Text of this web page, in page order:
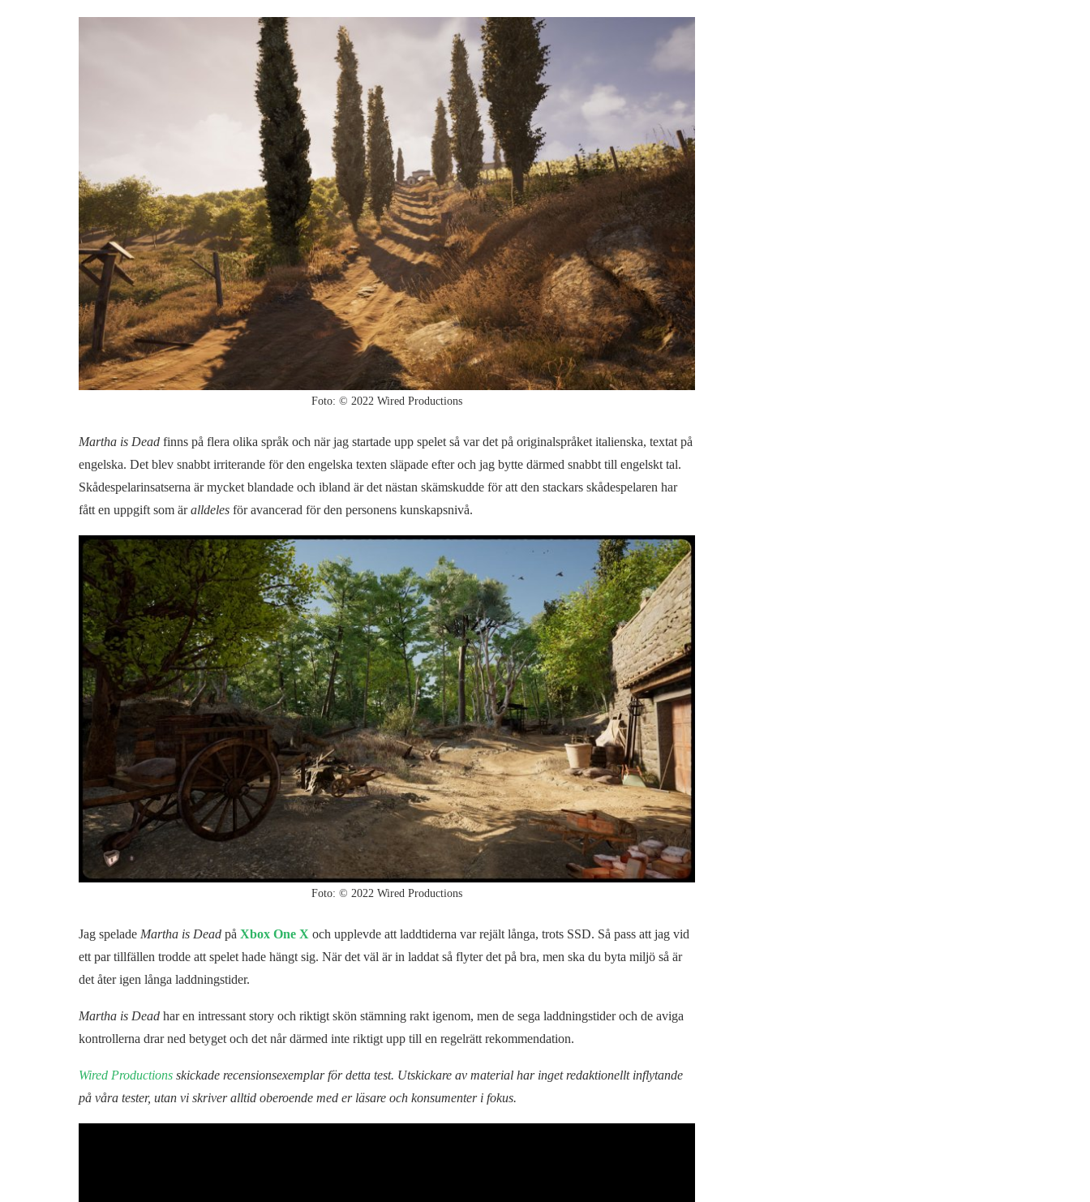
Foto: © 2022 Wired Productions
Martha is Deadfinns på flera olika språk och när jag startade upp spelet så var det på originalspråket italienska, textat på
engelska. Det blev snabbt irriterande för den engelska texten släpade efter och jag bytte därmed snabbt till engelskt tal.
Skådespelarinsatserna är mycket blandade och ibland är det nästan skämskudde för att den stackars skådespelaren har
fått en uppgift som äralldelesför avancerad för den personens kunskapsnivå.
Foto: © 2022 Wired Productions
Jag spelade Martha is Deadpå Xbox One X och upplevde att laddtiderna var rejält långa, trots SSD. Så pass att jag vid
ett par tillfällen trodde att spelet hade hängt sig. När det väl är in laddat så flyter det på bra, men ska du byta miljö så är
det åter igen långa laddningstider.
Martha is Deadhar en intressant story och riktigt skön stämning rakt igenom, men de sega laddningstider och de aviga
kontrollerna drar ned betyget och det når därmed inte riktigt upp till en regelrätt rekommendation.
Wired Productions skickade recensionsexemplar för detta test. Utskickare av material har inget redaktionellt inflytande
på våra tester, utan vi skriver alltid oberoende med er läsare och konsumenter i fokus.